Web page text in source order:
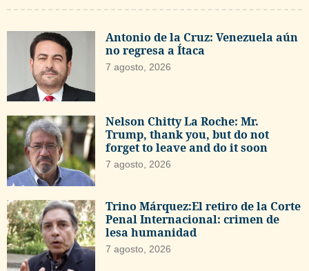
Antonio de la Cruz: Venezuela aún
no regresa a Ítaca
7 agosto, 2026
Nelson Chitty La Roche: Mr.
Trump, thank you, but do not
forget to leave and do it soon
7 agosto, 2026
Trino Márquez:El retiro de la Corte
Penal Internacional: crimen de
lesa humanidad
7 agosto, 2026